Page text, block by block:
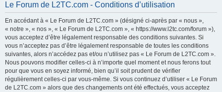
Le Forum de L2TC.com - Conditions d’utilisation
En accédant à « Le Forum de L2TC.com » (désigné ci-après par « nous »,
« notre », « nos », « Le Forum de L2TC.com », « https://www.l2tc.com/forum »),
vous acceptez d’être légalement responsable des conditions suivantes. Si
vous n’acceptez pas d’être légalement responsable de toutes les conditions
suivantes, alors n’accédez pas et/ou n’utilisez pas « Le Forum de L2TC.com ».
Nous pouvons modifier celles-ci à n’importe quel moment et nous ferons tout
pour que vous en soyez informé, bien qu’il soit prudent de vérifier
régulièrement celles-ci par vous-même. Si vous continuez d’utiliser « Le Forum
de L2TC.com » alors que des changements ont été effectués, vous acceptez